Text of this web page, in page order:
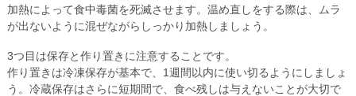
加熱によって食中毒菌を死滅させます。温め直しをする際は、ムラ
が出ないように混ぜながらしっかり加熱しましょう。
3つ目は保存と作り置きに注意することです。
作り置きは冷凍保存が基本で、1週間以内に使い切るようにしましょ
う。冷蔵保存はさらに短期間で、食べ残しは与えないことが大切で